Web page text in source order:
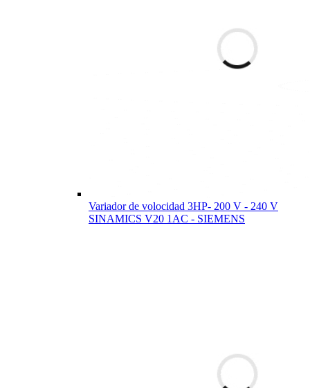
Variador de volocidad 3HP- 200 V - 240 V
SINAMICS V20 1AC - SIEMENS